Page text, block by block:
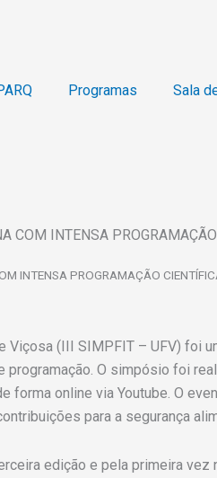
Programas Sala
COM INTENSA
INTENSA PROGRAMAÇÃO
(III SIMPFIT – UFV) foi
O simpósio foi
forma online via Youtube. O
para a segurança
edição e pela primeira